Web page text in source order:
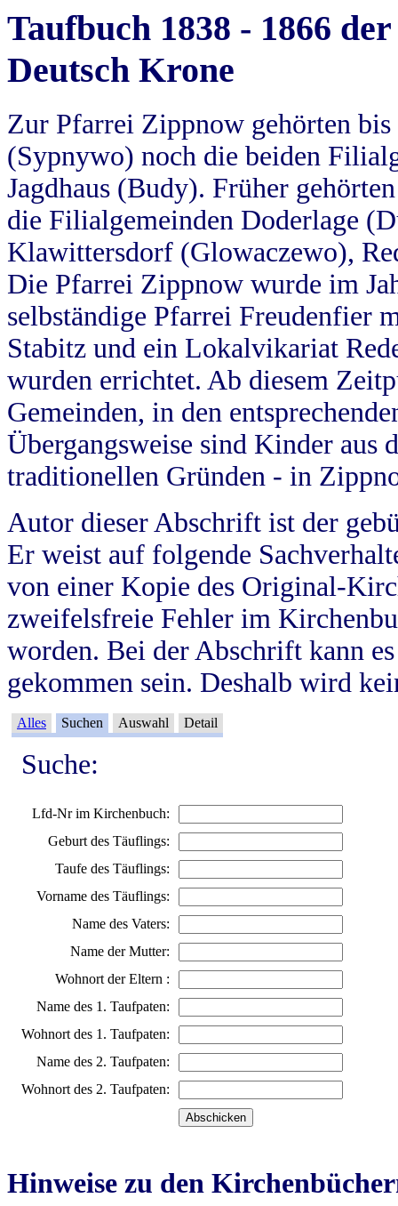
Taufbuch 1838 - 1866
Deutsch Krone
Zur Pfarrei Zippnow gehörten
(Sypnywo) noch die beiden
Jagdhaus (Budy). Früher
die Filialgemeinden Doderlage
Klawittersdorf (Glowaczewo),
Die Pfarrei Zippnow wurde im
selbständige Pfarrei Freudenfier
Stabitz und ein Lokalvikariat
wurden errichtet. Ab diesem
Gemeinden, in den
Übergangsweise sind Kinder aus
traditionellen Gründen - in
Autor dieser Abschrift ist der
Er weist auf folgende
von einer Kopie des Original-
zweifelsfreie Fehler im
worden. Bei der Abschrift kann
gekommen sein. Deshalb wird
Alles Suchen Auswahl Detail
Suche:
Lfd-Nr im Kirchenbuch:
Geburt des Täuflings:
Taufe des Täuflings:
Vorname des Täuflings:
Name des Vaters:
Name der Mutter:
Wohnort der Eltern :
Name des 1. Taufpaten:
Wohnort des 1. Taufpaten:
Name des 2. Taufpaten:
Wohnort des 2. Taufpaten:
Hinweise zu den